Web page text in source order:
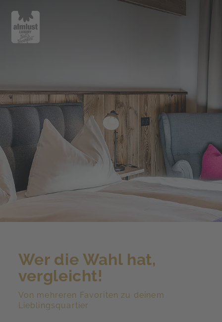
Wer die Wahl hat,
vergleicht!
Von mehreren Favoriten zu deinem
Lieblingsquartier